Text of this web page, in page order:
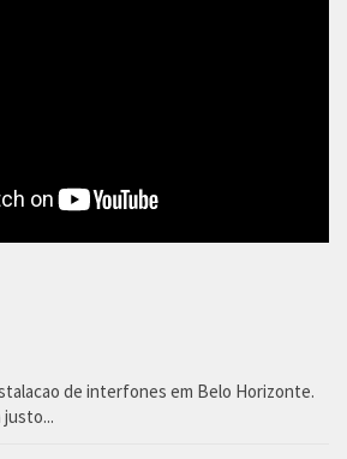
de interfones em Belo Horizonte.
justo...